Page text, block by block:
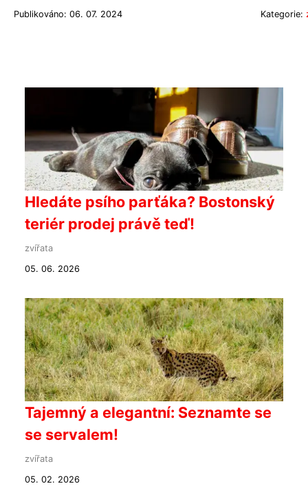
Publikováno: 06. 07. 2024 Kategorie:
Hledáte psího parťáka? Bostonský
teriér prodej právě teď!
zvířata
05. 06. 2026
Tajemný a elegantní: Seznamte se
se servalem!
zvířata
05. 02. 2026